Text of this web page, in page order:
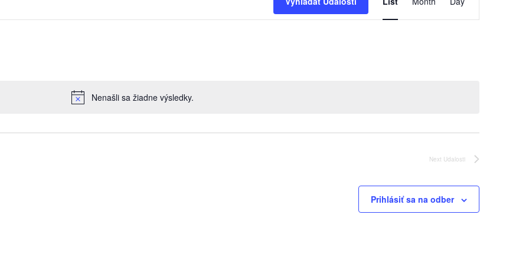
Nenašli sa žiadne výsledky.
Navigácie
Next Udalosti
Prihlásiť sa na odber